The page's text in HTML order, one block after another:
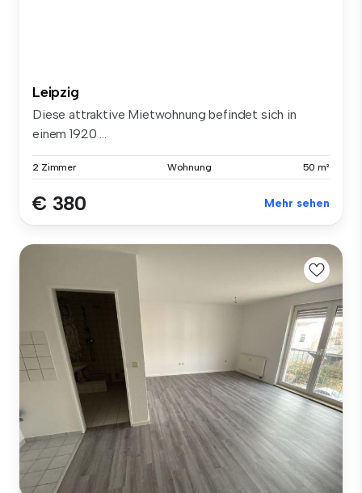
Leipzig
Diese attraktive Mietwohnung befindet sich in
einem 1920 ...
2 Zimmer Wohnung 50 m²
€ 380 Mehr sehen